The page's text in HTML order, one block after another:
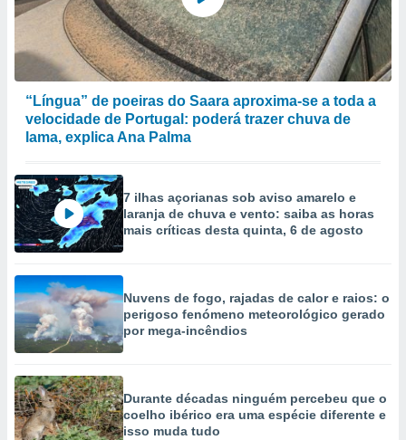
num
para
utilizar
criar
da
medir o
dos
os
ou
de dados
fontes,
e melhorar
“Língua” de poeiras do Saara aproxima-se a toda a
velocidade de Portugal: poderá trazer chuva de
lama, explica Ana Palma
7 ilhas açorianas sob aviso amarelo e
laranja de chuva e vento: saiba as horas
mais críticas desta quinta, 6 de agosto
Nuvens de fogo, rajadas de calor e raios: o
perigoso fenómeno meteorológico gerado
por mega-incêndios
Durante décadas ninguém percebeu que o
coelho ibérico era uma espécie diferente e
isso muda tudo